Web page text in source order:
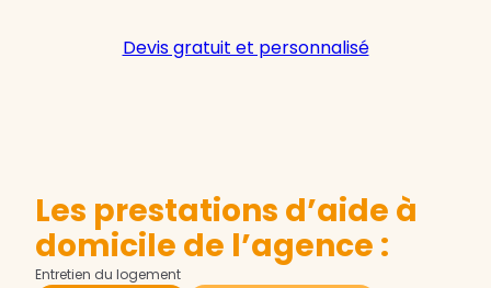
Devis gratuit et personnalisé
Les prestations d’aide à
domicile de l’agence :
Entretien du logement